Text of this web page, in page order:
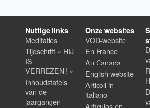
Nuttige links
Meditaties
Tijdschrift « HIJ
IS
VERREZEN ! »
Inhoudstafels
van de
jaargangen
Onze websites
VOD-website
En France
Au Canada
English website
Articoli in
italiano
Artículos en